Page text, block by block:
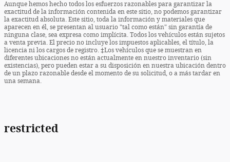
Aunque hemos hecho todos los esfuerzos razonables para garantizar la
exactitud de la información contenida en este sitio, no podemos garantizar
la exactitud absoluta. Este sitio, toda la información y materiales que
aparecen en él, se presentan al usuario "tal como están" sin garantía de
ninguna clase, sea expresa como implícita. Todos los vehículos están sujetos
a venta previa. El precio no incluye los impuestos aplicables, el título, la
licencia ni los cargos de registro. ‡Los vehículos que se muestran en
diferentes ubicaciones no están actualmente en nuestro inventario (sin
existencias), pero pueden estar a su disposición en nuestra ubicación dentro
de un plazo razonable desde el momento de su solicitud, o a más tardar en
una semana.
restricted